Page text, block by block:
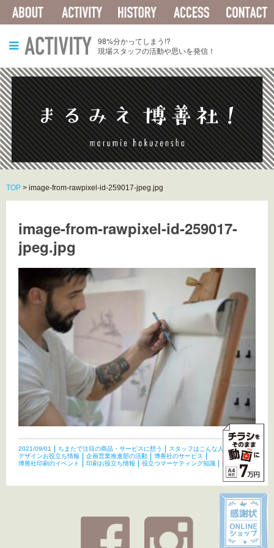
98%分かってしまう!?
現場スタッフの活動や思いを発信！
TOP > image-from-rawpixel-id-259017-jpeg.jpg
image-from-rawpixel-id-259017-
jpeg.jpg
2021/09/01 ちまたで注目の商品・サービスに想う
スタッフはこんな人たち
デザインお役立ち情報
企画営業推進部の活動
博善社のサービス
博善社印刷のイベント
印刷お役立ち情報 役立つマーケティング知識 未分類